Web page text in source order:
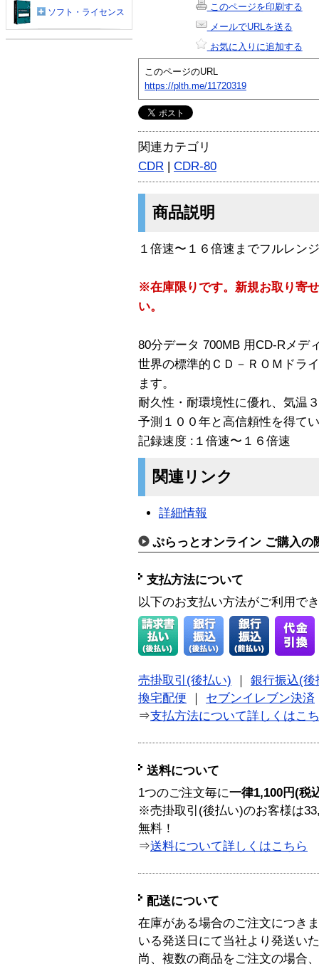
このページを印刷する
メールでURLを送る
お気に入りに追加する
このページのURL
https://plth.me/11720319
関連カテゴリ
CDR | CDR-80
商品説明
１倍速〜１６倍速までフルレ
※在庫限りです。新規お取り寄
い。
80分データ 700MB 用CD-Rメデ
世界の標準的ＣＤ－ＲＯＭドラ
ます。
耐久性・耐環境性に優れ、気温
予測１００年と高信頼性を得て
記録速度 :１倍速〜１６倍速
関連リンク
詳細情報
ぷらっとオンライン ご購入の
支払方法について
以下のお支払い方法がご利用で
売掛取引(後払い)
銀行振込(後
換宅配便
セブンイレブン決済
⇒支払方法について詳しくはこ
送料について
1つのご注文毎に一律1,100円(税
※売掛取引(後払い)のお客様は
無料！
⇒送料について詳しくはこちら
配送について
在庫がある場合のご注文につき
いる発送日にて当社より発送い
尚、複数の商品をご注文の場合
ソフト・ライセンス